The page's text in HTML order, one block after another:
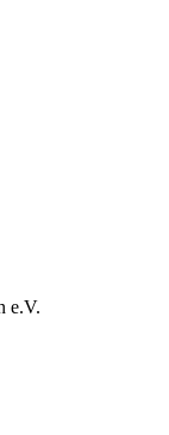
e.V.